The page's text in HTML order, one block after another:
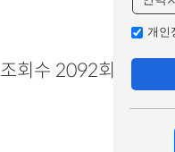
개인
조회수 2092회